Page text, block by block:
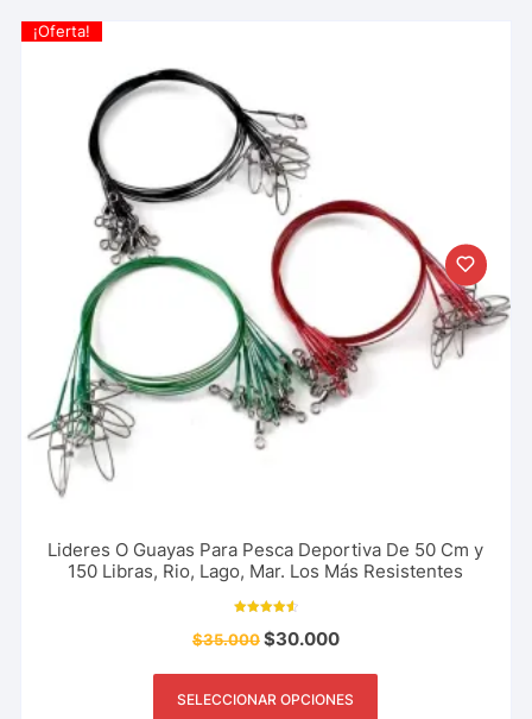
¡Oferta!
Lideres O Guayas Para Pesca Deportiva De 50 Cm y
150 Libras, Rio, Lago, Mar. Los Más Resistentes
con
4.64
$35.000$30.000
SELECCIONAR OPCIONES